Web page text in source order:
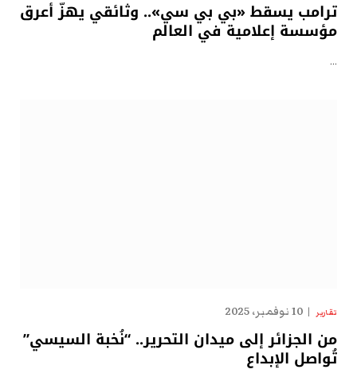
ترامب يسقط «بي بي سي».. وثائقي يهزّ أعرق
مؤسسة إعلامية في العالم
…
تقارير 10 نوفمبر، 2025
من الجزائر إلى ميدان التحرير.. “نُخبة السيسي”
تُواصل الإبداع